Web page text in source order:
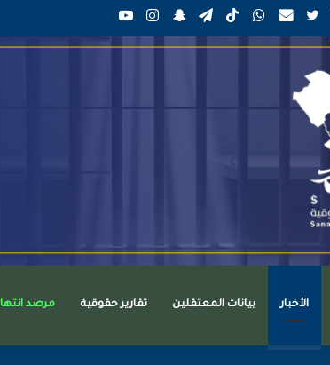
انستقرام سناب
تشات
تيلقرامTikTokواتساب mail تويتر
عربي
phone
الأخبار بيانات المعتقلين تقارير حقوقية مرصد